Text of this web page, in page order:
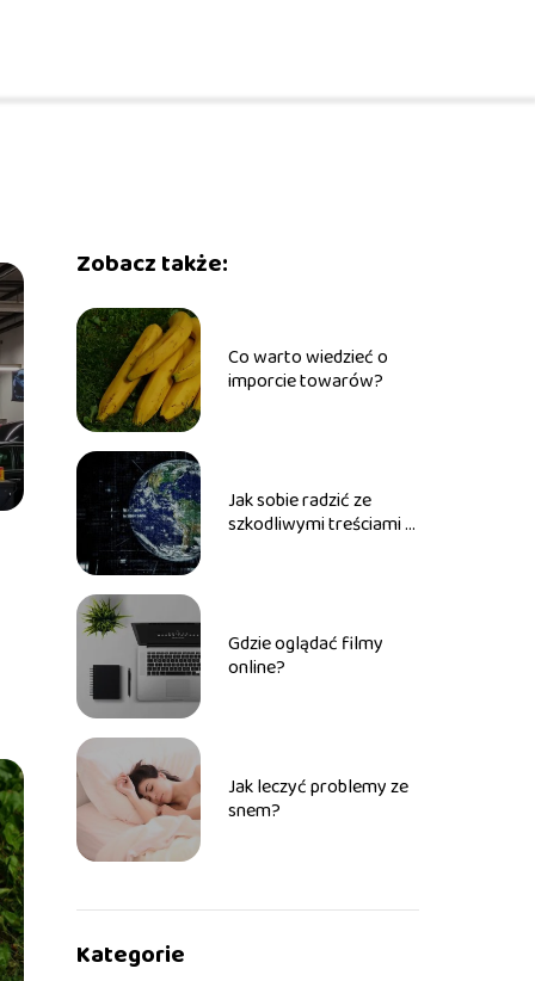
Zobacz także:
Co warto wiedzieć o
imporcie towarów?
Jak sobie radzić ze
szkodliwymi treściami w
Gdzie oglądać filmy
online?
Jak leczyć problemy ze
snem?
Kategorie